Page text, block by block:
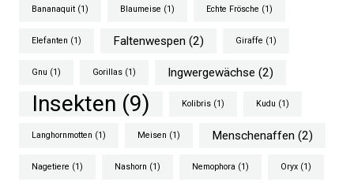
Bananaquit (1) Blaumeise (1) Echte Frösche (1)
Elefanten (1) Faltenwespen (2) Giraffe (1)
Gnu (1) Gorillas (1) Ingwergewächse (2)
Insekten (9) Kolibris (1) Kudu (1)
Langhornmotten (1) Meisen (1) Menschenaffen (2)
Nagetiere (1) Nashorn (1) Nemophora (1) Oryx (1)